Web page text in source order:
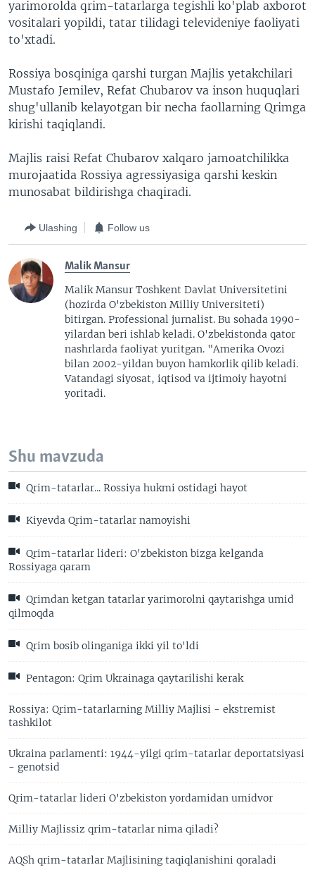
yarimorolda qrim-tatarlarga tegishli ko'plab axborot
vositalari yopildi, tatar tilidagi televideniye faoliyati
to'xtadi.
Rossiya bosqiniga qarshi turgan Majlis yetakchilari
Mustafo Jemilev, Refat Chubarov va inson huquqlari
shug'ullanib kelayotgan bir necha faollarning Qrimga
kirishi taqiqlandi.
Majlis raisi Refat Chubarov xalqaro jamoatchilikka
murojaatida Rossiya agressiyasiga qarshi keskin
munosabat bildirishga chaqiradi.
Ulashing Follow us
Malik Mansur
Malik Mansur Toshkent Davlat Universitetini
(hozirda O'zbekiston Milliy Universiteti)
bitirgan. Professional jurnalist. Bu sohada 1990-
yilardan beri ishlab keladi. O'zbekistonda qator
nashrlarda faoliyat yuritgan. "Amerika Ovozi
bilan 2002-yildan buyon hamkorlik qilib keladi.
Vatandagi siyosat, iqtisod va ijtimoiy hayotni
yoritadi.
Shu mavzuda
Qrim-tatarlar... Rossiya hukmi ostidagi hayot
Kiyevda Qrim-tatarlar namoyishi
Qrim-tatarlar lideri: O'zbekiston bizga kelganda
Rossiyaga qaram
Qrimdan ketgan tatarlar yarimorolni qaytarishga umid
qilmoqda
Qrim bosib olinganiga ikki yil to'ldi
Pentagon: Qrim Ukrainaga qaytarilishi kerak
Rossiya: Qrim-tatarlarning Milliy Majlisi - ekstremist
tashkilot
Ukraina parlamenti: 1944-yilgi qrim-tatarlar deportatsiyasi
- genotsid
Qrim-tatarlar lideri O'zbekiston yordamidan umidvor
Milliy Majlissiz qrim-tatarlar nima qiladi?
AQSh qrim-tatarlar Majlisining taqiqlanishini qoraladi